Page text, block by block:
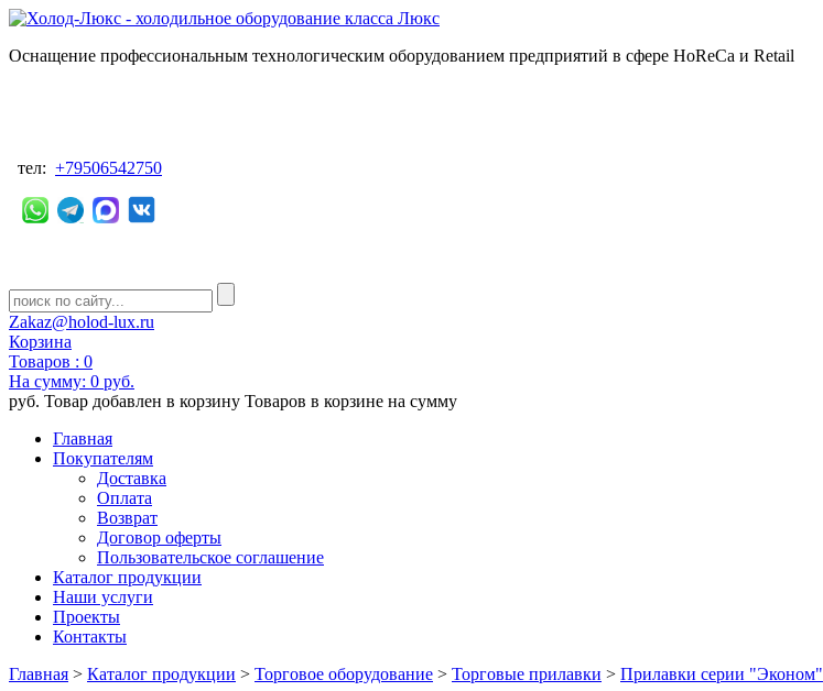
Оснащение профессиональным технологическим оборудованием предприятий в сфере HoReCa и Retail
тел: +79506542750
Zakaz@holod-lux.ru
Корзина
Товаров : 0
На сумму: 0 руб.
руб. Товар добавлен в корзину Товаров в корзине на сумму
Главная
Покупателям
Доставка
Оплата
Возврат
Договор оферты
Пользовательское соглашение
Каталог продукции
Наши услуги
Проекты
Контакты
Главная > Каталог продукции > Торговое оборудование > Торговые прилавки > Прилавки серии "Эконом"